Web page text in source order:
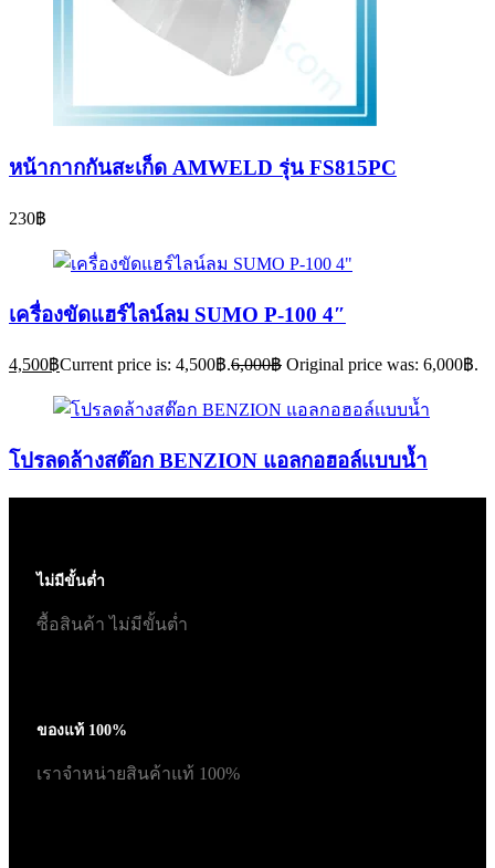
หน้ากากกันสะเก็ด AMWELD รุ่น FS815PC
230฿
เครื่องขัดแฮร์ไลน์ลม SUMO P-100 4″
4,500฿Current price is: 4,500฿.6,000฿ Original price was: 6,000฿.
โปรลดล้างสต๊อก BENZION แอลกอฮอล์เเบบน้ำ
ไม่มีขั้นต่ำ
ซื้อสินค้า ไม่มีขั้นต่ำ
ของแท้ 100%
เราจำหน่ายสินค้าแท้ 100%